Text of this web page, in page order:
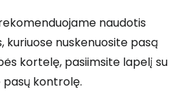
naudotis
kuriuose nuskenuosite pasą
kortelę, pasiimsite lapelį su
kontrolę.